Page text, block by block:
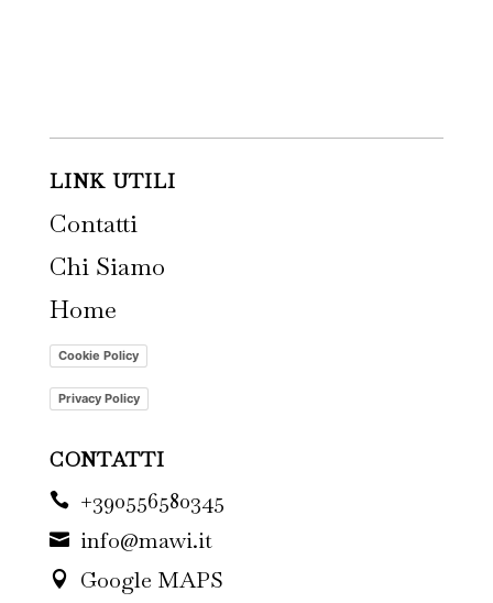
LINK UTILI
Contatti
Chi Siamo
Home
Cookie Policy
Privacy Policy
CONTATTI
 +390556580345
 info@mawi.it
 Google MAPS